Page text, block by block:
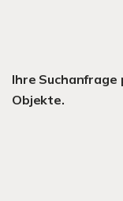
Ihre
Objekte.